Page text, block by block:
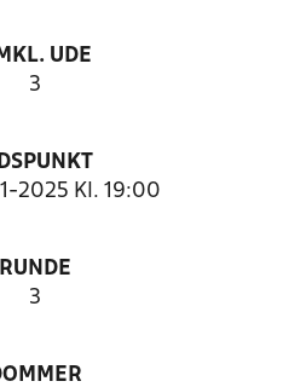
UDE
3
2025 Kl. 19:00
RUNDE
3